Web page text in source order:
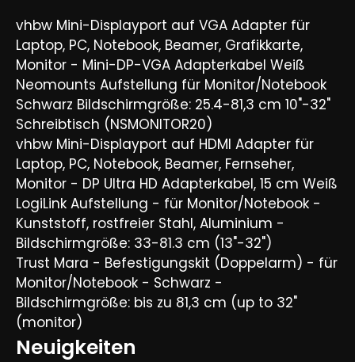
vhbw Mini-Displayport auf VGA Adapter für
Laptop, PC, Notebook, Beamer, Grafikkarte,
Monitor - Mini-DP-VGA Adapterkabel Weiß
Neomounts Aufstellung für Monitor/Notebook
Schwarz Bildschirmgröße: 25.4-81,3 cm 10"-32"
Schreibtisch (NSMONITOR20)
vhbw Mini-Displayport auf HDMI Adapter für
Laptop, PC, Notebook, Beamer, Fernseher,
Monitor - DP Ultra HD Adapterkabel, 15 cm Weiß
LogiLink Aufstellung - für Monitor/Notebook -
Kunststoff, rostfreier Stahl, Aluminium -
Bildschirmgröße: 33-81.3 cm (13"-32")
Trust Mara - Befestigungskit (Doppelarm) - für
Monitor/Notebook - Schwarz -
Bildschirmgröße: bis zu 81,3 cm (up to 32"
(monitor)
Neuigkeiten